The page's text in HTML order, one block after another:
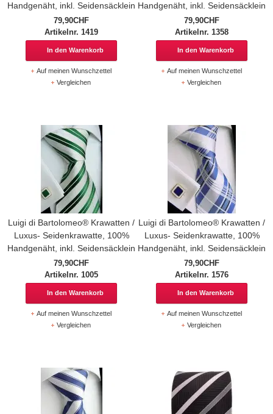
Handgenäht, inkl. Seidensäcklein
79,90CHF
Artikelnr. 1419
In den Warenkorb
Auf meinen Wunschzettel
Vergleichen
Handgenäht, inkl. Seidensäcklein
79,90CHF
Artikelnr. 1358
In den Warenkorb
Auf meinen Wunschzettel
Vergleichen
Luigi di Bartolomeo® Krawatten /
Luxus- Seidenkrawatte, 100%
Handgenäht, inkl. Seidensäcklein
79,90CHF
Artikelnr. 1005
In den Warenkorb
Auf meinen Wunschzettel
Vergleichen
Luigi di Bartolomeo® Krawatten /
Luxus- Seidenkrawatte, 100%
Handgenäht, inkl. Seidensäcklein
79,90CHF
Artikelnr. 1576
In den Warenkorb
Auf meinen Wunschzettel
Vergleichen